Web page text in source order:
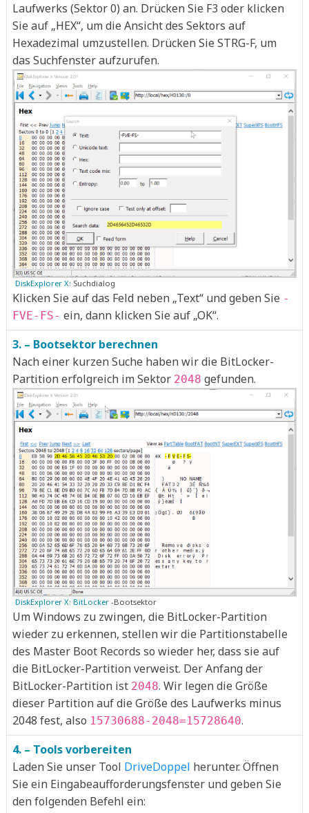
Laufwerks (Sektor 0) an. Drücken Sie F3 oder klicken
Sie auf „HEX“, um die Ansicht des Sektors auf
Hexadezimal umzustellen. Drücken Sie STRG-F, um
das Suchfenster aufzurufen.
DiskExplorer X: Suchdialog
Klicken Sie auf das Feld neben „Text“ und geben Sie -
FVE-FS- ein, dann klicken Sie auf „OK“.
3. – Bootsektor berechnen
Nach einer kurzen Suche haben wir die BitLocker-
Partition erfolgreich im Sektor 2048 gefunden.
DiskExplorer X: BitLocker -Bootsektor
Um Windows zu zwingen, die BitLocker-Partition
wieder zu erkennen, stellen wir die Partitionstabelle
des Master Boot Records so wieder her, dass sie auf
die BitLocker-Partition verweist. Der Anfang der
BitLocker-Partition ist 2048. Wir legen die Größe
dieser Partition auf die Größe des Laufwerks minus
2048 fest, also 15730688-2048=15728640.
4. – Tools vorbereiten
Laden Sie unser Tool DriveDoppel herunter. Öffnen
Sie ein Eingabeaufforderungsfenster und geben Sie
den folgenden Befehl ein: